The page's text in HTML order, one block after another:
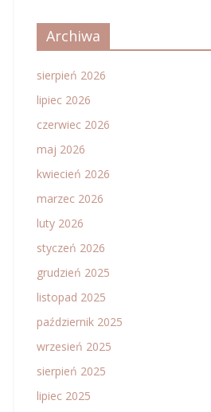
Archiwa
sierpień 2026
lipiec 2026
czerwiec 2026
maj 2026
kwiecień 2026
marzec 2026
luty 2026
styczeń 2026
grudzień 2025
listopad 2025
październik 2025
wrzesień 2025
sierpień 2025
lipiec 2025